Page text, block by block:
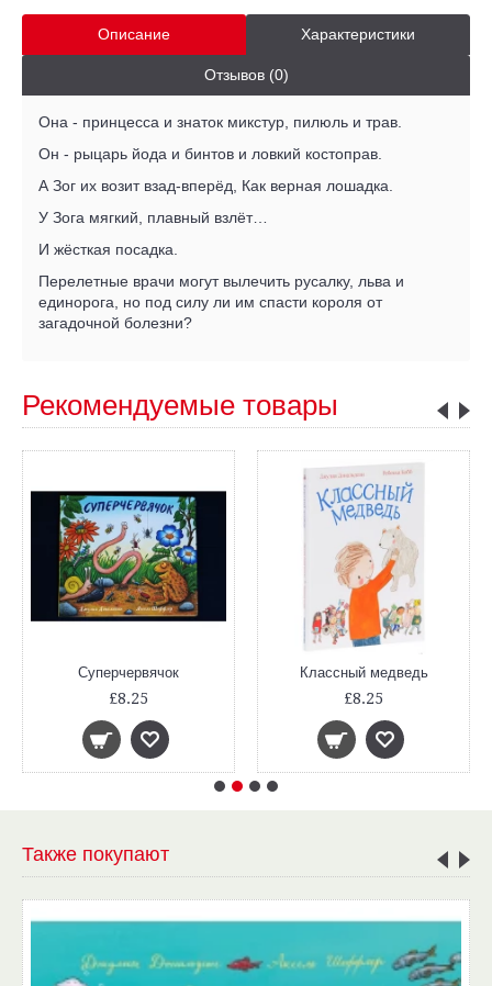
Описание Характеристики
Отзывов (0)
Она - принцесса и знаток микстур, пилюль и трав.
Он - рыцарь йода и бинтов и ловкий костоправ.
А Зог их возит взад-вперёд, Как верная лошадка.
У Зога мягкий, плавный взлёт…
И жёсткая посадка.
Перелетные врачи могут вылечить русалку, льва и
единорога, но под силу ли им спасти короля от
загадочной болезни?
Рекомендуемые товары
Суперчервячок
£8.25
Классный медведь
£8.25
Также покупают